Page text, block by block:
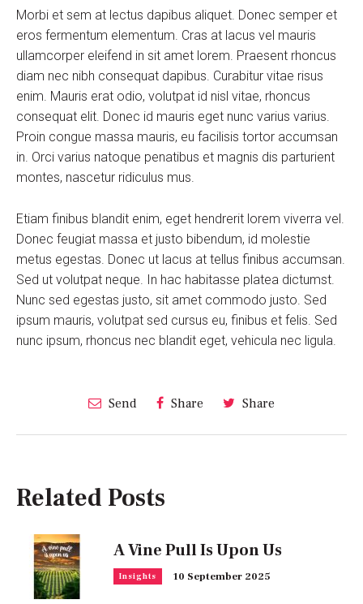
Morbi et sem at lectus dapibus aliquet. Donec semper et
eros fermentum elementum. Cras at lacus vel mauris
ullamcorper eleifend in sit amet lorem. Praesent rhoncus
diam nec nibh consequat dapibus. Curabitur vitae risus
enim. Mauris erat odio, volutpat id nisl vitae, rhoncus
consequat elit. Donec id mauris eget nunc varius varius.
Proin congue massa mauris, eu facilisis tortor accumsan
in. Orci varius natoque penatibus et magnis dis parturient
montes, nascetur ridiculus mus.
Etiam finibus blandit enim, eget hendrerit lorem viverra vel.
Donec feugiat massa et justo bibendum, id molestie
metus egestas. Donec ut lacus at tellus finibus accumsan.
Sed ut volutpat neque. In hac habitasse platea dictumst.
Nunc sed egestas justo, sit amet commodo justo. Sed
ipsum mauris, volutpat sed cursus eu, finibus et felis. Sed
nunc ipsum, rhoncus nec blandit eget, vehicula nec ligula.
Send Share Share
Related Posts
A Vine Pull Is Upon Us
Insights 10 September 2025